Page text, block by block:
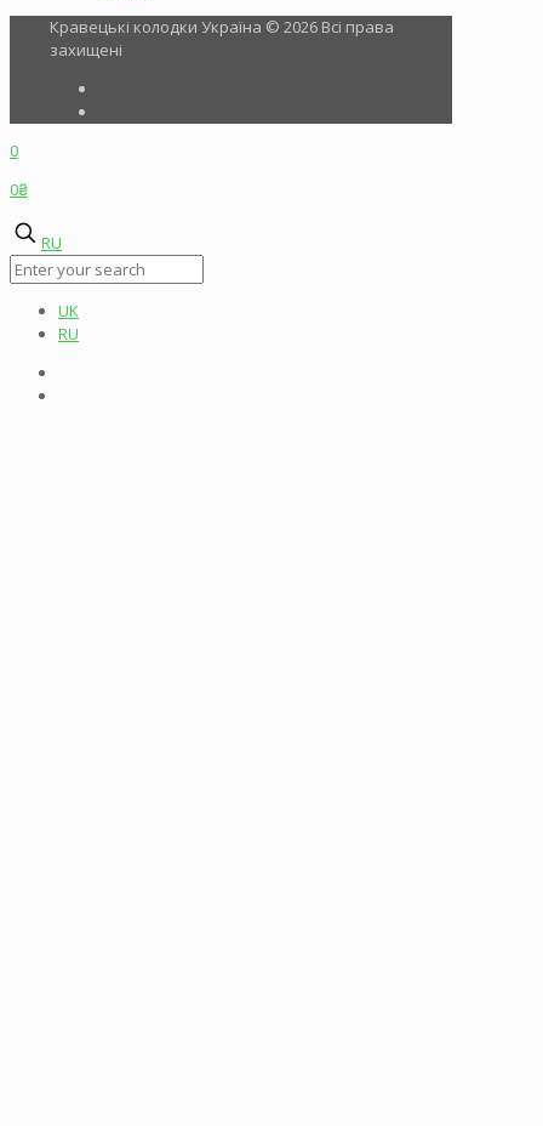
Кравецькі колодки Україна © 2026 Всі права
захищені
0
0₴
RU
UK
RU